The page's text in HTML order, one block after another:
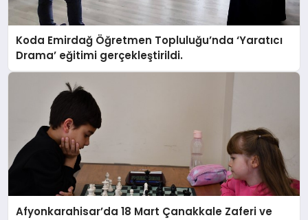
Koda Emirdağ Öğretmen Topluluğu’nda ‘Yaratıcı
Drama’ eğitimi gerçekleştirildi.
Afyonkarahisar’da 18 Mart Çanakkale Zaferi ve